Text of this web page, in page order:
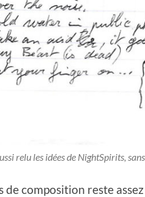
relu les idées de NightSpirits,
de composition reste